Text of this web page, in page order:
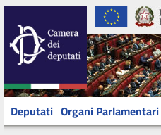
Deputati Organi Parlamentari